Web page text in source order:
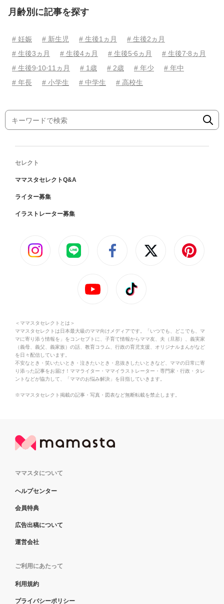
月齢別に記事を探す
# 妊娠 # 新生児 # 生後1ヵ月
# 生後2ヵ月
# 生後3ヵ月
# 生後4ヵ月 # 生後5⋅6ヵ月
# 生後7⋅8ヵ月
# 生後9⋅10⋅11ヵ月
# 1歳 # 2歳 # 年少
# 年中
# 年長
# 小学生 # 中学生 # 高校生
セレクト
ママスタセレクトQ&A
ライター募集
イラストレーター募集
＜ママスタセレクトとは＞
ママスタセレクトは日本最大級のママ向けメディアです。「いつでも、どこでも、マ
マに寄り添う情報を」をコンセプトに、子育て情報からママ友、夫（旦那）、義実家
（義母、義父、義家族）の話、教育コラム、行政の育児支援、オリジナルまんがなど
を日々配信しています。
不安なとき・笑いたいとき・泣きたいとき・息抜きしたいときなど、ママの日常に寄
り添った記事をお届け！ママライター・ママイラストレーター・専門家・行政・タレ
ントなどが協力して、「ママのお悩み解決」を目指していきます。
※ママスタセレクト掲載の記事・写真・図表など無断転載を禁止します。
ママスタについて
ヘルプセンター
会員特典
広告出稿について
運営会社
ご利用にあたって
利用規約
プライバシーポリシー